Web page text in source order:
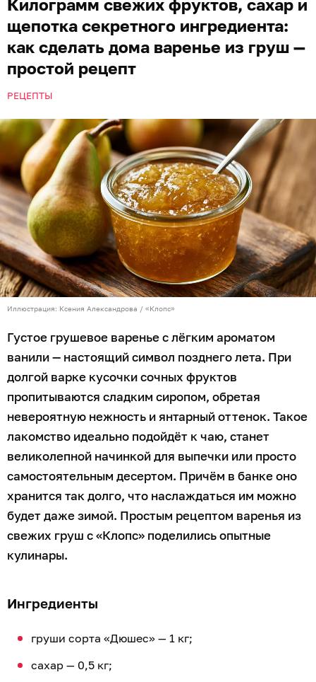
Килограмм свежих фруктов, сахар и
щепотка секретного ингредиента:
как сделать дома варенье из груш —
простой рецепт
РЕЦЕПТЫ
Иллюстрация: Ксения Александрова / «Клопс»
Густое грушевое варенье с лёгким ароматом
ванили — настоящий символ позднего лета. При
долгой варке кусочки сочных фруктов
пропитываются сладким сиропом, обретая
невероятную нежность и янтарный оттенок. Такое
лакомство идеально подойдёт к чаю, станет
великолепной начинкой для выпечки или просто
самостоятельным десертом. Причём в банке оно
хранится так долго, что наслаждаться им можно
будет даже зимой. Простым рецептом варенья из
свежих груш с «Клопс» поделились опытные
кулинары.
Ингредиенты
груши сорта «Дюшес» — 1 кг;
сахар — 0,5 кг;